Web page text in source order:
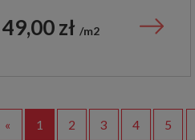
49,00 zł m2
« 1 2 3 4 5